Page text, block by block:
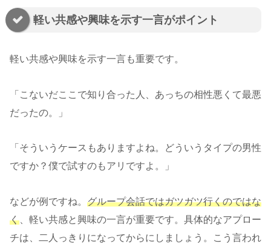
軽い共感や興味を示す一言がポイント
軽い共感や興味を示す一言も重要です。
「こないだここで知り合った人、あっちの相性悪くて最悪
だったの。」
「そういうケースもありますよね。どういうタイプの男性
ですか？僕で試すのもアリですよ。」
などが例ですね。 グループ会話ではガツガツ行くのではな
く 、軽い共感と興味の一言が重要です。具体的なアプロー
チは、二人っきりになってからにしましょう。こう言われ